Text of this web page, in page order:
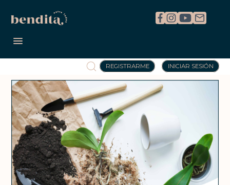
REGISTRARME INICIAR SESIÓN